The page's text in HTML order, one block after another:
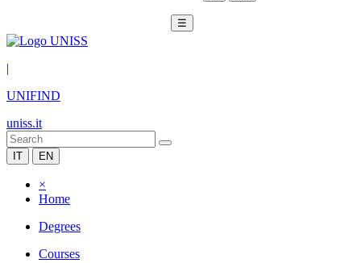
☰
|
UNIFIND
uniss.it
IT EN
×
Home
Degrees
Courses